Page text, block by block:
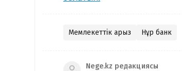
Мемлекеттік қарыз Нұр банк
Nege.kz редакциясы